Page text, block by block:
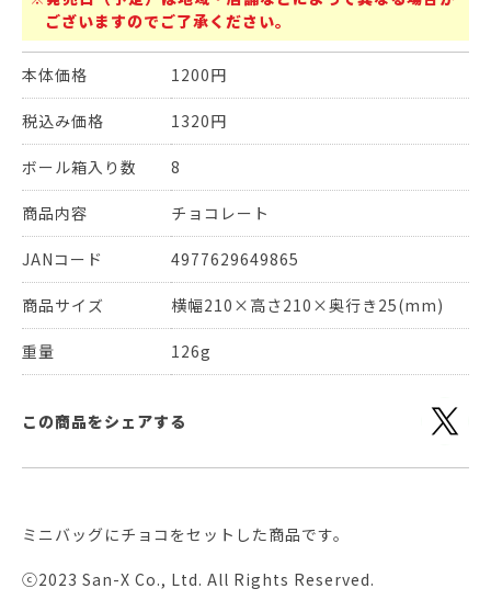
ございますのでご了承ください。
本体価格 1200円
税込み価格 1320円
ボール箱入り数 8
商品内容 チョコレート
JANコード 4977629649865
商品サイズ 横幅210×高さ210×奥行き25(mm)
重量 126g
この商品をシェアする
ミニバッグにチョコをセットした商品です。
ⓒ2023 San-X Co., Ltd. All Rights Reserved.